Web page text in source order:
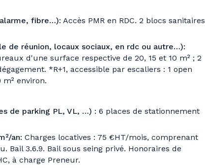
fibre…): Accès PMR en RDC. 2 blocs sanitaires
de réunion, locaux sociaux, en rdc ou autre…):
d'une surface respective de 20, 15 et 10 m² ; 2
*R+1, accessible par escaliers : 1 open
m² environ.
de parking PL, VL, …) : 6 places de stationnement
an: Charges locatives : 75 €HT/mois, comprenant
Bail 3.6.9. Bail sous seing privé. Honoraires de
à charge Preneur.